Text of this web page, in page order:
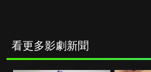
看更多影劇新聞